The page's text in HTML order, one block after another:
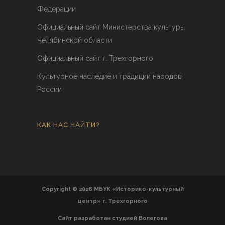
Федерации
Официальный сайт Министерства культуры
Челябинской области
Официальный сайт г. Трехгорного
Культурное наследие и традиции народов
России
КАК НАС НАЙТИ?
Copyright © 2026 МБУК «Историко-культурный
центр» г. Трехгорного
Сайт разработан студией Волегова